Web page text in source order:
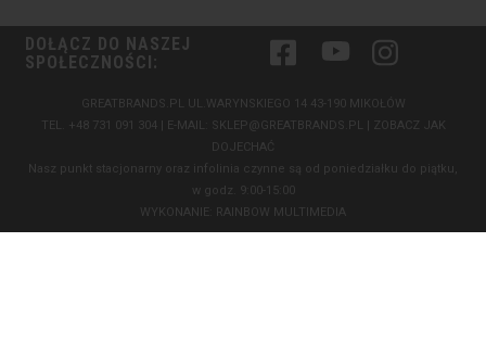
DOŁĄCZ DO NASZEJ
SPOŁECZNOŚCI:
FacebookYouTube
GREATBRANDS.PL UL.WARYNSKIEGO 14 43-190 MIKOŁÓW
TEL.
+48 731 091 304 | E-MAIL: SKLEP@GREATBRANDS.PL | ZOBACZ JAK
DOJECHAĆ
Nasz punkt stacjonarny oraz infolinia czynne są od poniedziałku do piątku,
w godz. 9:00-15:00
WYKONANIE: RAINBOW MULTIMEDIA